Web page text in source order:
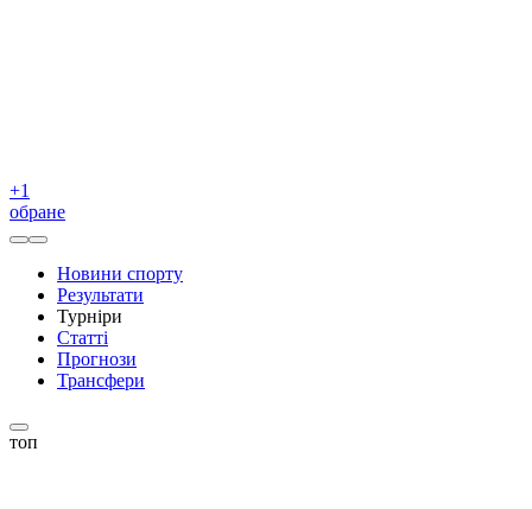
+1
обране
Новини спорту
Результати
Турніри
Статті
Прогнози
Трансфери
топ